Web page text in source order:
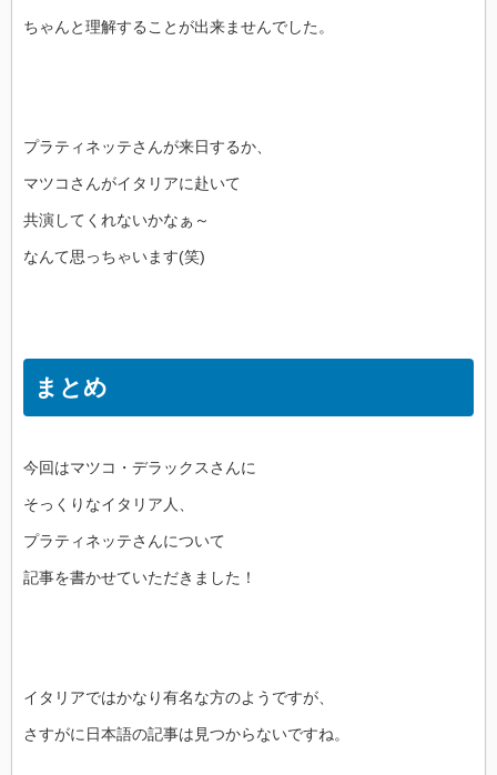
ちゃんと理解することが出来ませんでした。
プラティネッテさんが来日するか、
マツコさんがイタリアに赴いて
共演してくれないかなぁ～
なんて思っちゃいます(笑)
まとめ
今回はマツコ・デラックスさんに
そっくりなイタリア人、
プラティネッテさんについて
記事を書かせていただきました！
イタリアではかなり有名な方のようですが、
さすがに日本語の記事は見つからないですね。